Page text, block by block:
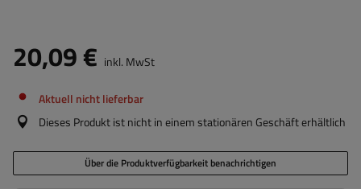
20,09 € inkl. MwSt
Aktuell nicht lieferbar
Dieses Produkt ist nicht in einem stationären Geschäft erhältlich
Über die Produktverfügbarkeit benachrichtigen